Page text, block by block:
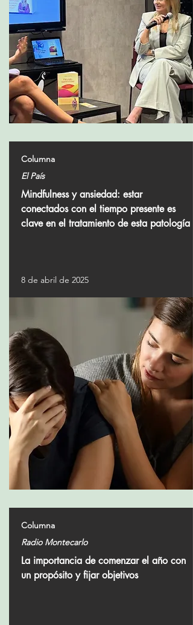
Columna
El País
Mindfulness y ansiedad: estar
conectados con el tiempo presente es
clave en el tratamiento de esta patología
8 de abril de 2025
Columna
Radio Montecarlo
La importancia de comenzar el año con
un propósito y fijar objetivos